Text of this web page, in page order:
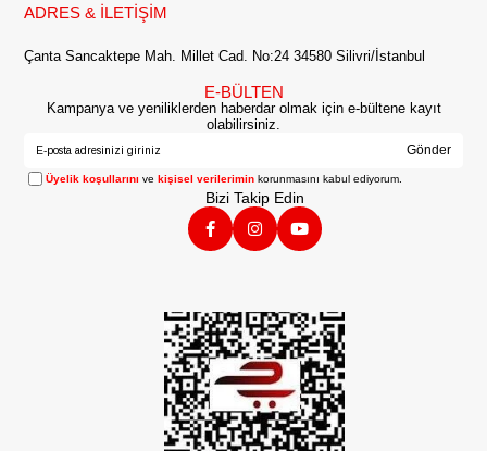
ADRES & İLETİŞİM
Çanta Sancaktepe Mah. Millet Cad. No:24 34580 Silivri/İstanbul
E-BÜLTEN
Kampanya ve yeniliklerden haberdar olmak için e-bültene kayıt
olabilirsiniz.
Gönder
Üyelik koşullarını vekişisel verilerimin korunmasını kabul ediyorum.
Bizi Takip Edin